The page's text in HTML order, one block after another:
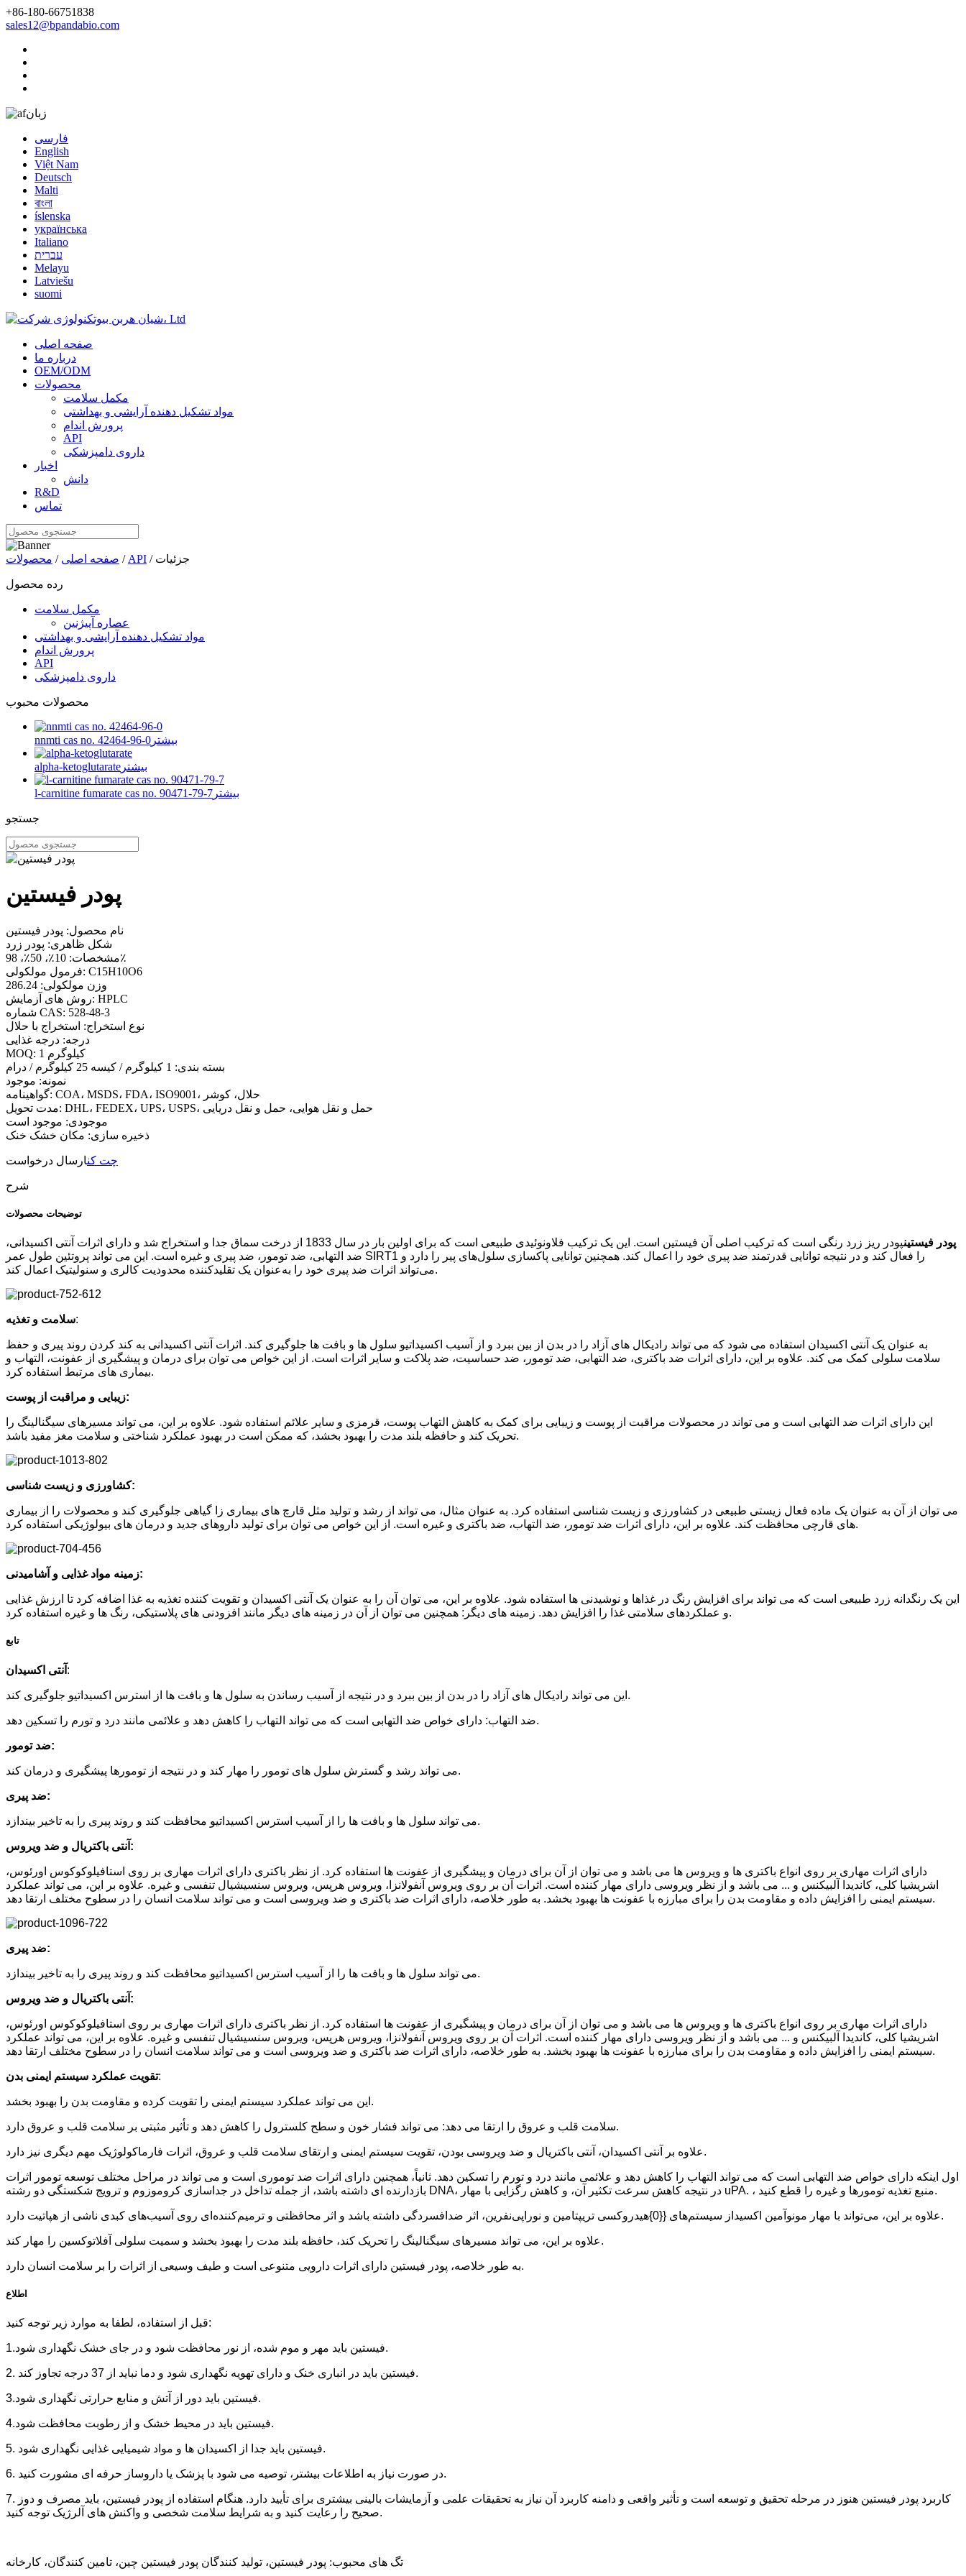
+86-180-66751838
sales12@bpandabio.com
زبان
فارسی
English
Việt Nam
Deutsch
Malti
বাংলা
íslenska
українська
Italiano
עברית
Melayu
Latviešu
suomi
صفحه اصلی
درباره ما
OEM/ODM
محصولات
مکمل سلامت
مواد تشکیل دهنده آرایشی و بهداشتی
پرورش اندام
API
داروی دامپزشکی
اخبار
دانش
R&D
تماس
صفحه اصلی / محصولات / API / جزئیات
رده محصول
مکمل سلامت
عصاره آپیژنین
مواد تشکیل دهنده آرایشی و بهداشتی
پرورش اندام
API
داروی دامپزشکی
محصولات محبوب
nnmti cas no. 42464-96-0 بیشتر
alpha-ketoglutarate بیشتر
l-carnitine fumarate cas no. 90471-79-7 بیشتر
جستجو
پودر فیستین
نام محصول: پودر فیستین
شکل ظاهری: پودر زرد
مشخصات: 10٪، 50٪، 98٪
فرمول مولکولی: C15H10O6
وزن مولکولی: 286.24
روش های آزمایش: HPLC
شماره CAS: 528-48-3
نوع استخراج: استخراج با حلال
درجه: درجه غذایی
MOQ: 1 کیلوگرم
بسته بندی: 1 کیلوگرم / کیسه 25 کیلوگرم / درام
نمونه: موجود
گواهینامه: COA، MSDS، FDA، ISO9001، حلال، کوشر
مدت تحویل: DHL، FEDEX، UPS، USPS، حمل و نقل هوایی، حمل و نقل دریایی
موجودی: موجود است
ذخیره سازی: مکان خشک خنک
چت کنارسال درخواست
شرح
توضیحات محصولات
پودر فیستین
پودر ریز زرد رنگی است که ترکیب اصلی آن فیستین است. این یک ترکیب فلاونوئیدی طبیعی است که برای اولین بار در سال 1833 از درخت سماق جدا و استخراج شد و دارای اثرات آنتی اکسیدانی،
ضد التهابی، ضد تومور، ضد پیری و غیره است. این می تواند پروتئین طول عمر SIRT1 را فعال کند و در نتیجه توانایی قدرتمند ضد پیری خود را اعمال کند. همچنین توانایی پاکسازی سلول‌های پیر را دارد و
می‌تواند اثرات ضد پیری خود را به‌عنوان یک تقلیدکننده محدودیت کالری و سنولیتیک اعمال کند.
سلامت و تغذیه:
به عنوان یک آنتی اکسیدان استفاده می شود که می تواند رادیکال های آزاد را در بدن از بین ببرد و از آسیب اکسیداتیو سلول ها و بافت ها جلوگیری کند. اثرات آنتی اکسیدانی به کند کردن روند پیری و حفظ
سلامت سلولی کمک می کند. علاوه بر این، دارای اثرات ضد باکتری، ضد التهابی، ضد تومور، ضد حساسیت، ضد پلاکت و سایر اثرات است. از این خواص می توان برای درمان و پیشگیری از عفونت، التهاب و
بیماری های مرتبط استفاده کرد.
زیبایی و مراقبت از پوست:
این دارای اثرات ضد التهابی است و می تواند در محصولات مراقبت از پوست و زیبایی برای کمک به کاهش التهاب پوست، قرمزی و سایر علائم استفاده شود. علاوه بر این، می تواند مسیرهای سیگنالینگ را
تحریک کند و حافظه بلند مدت را بهبود بخشد، که ممکن است در بهبود عملکرد شناختی و سلامت مغز مفید باشد.
کشاورزی و زیست شناسی:
می توان از آن به عنوان یک ماده فعال زیستی طبیعی در کشاورزی و زیست شناسی استفاده کرد. به عنوان مثال، می تواند از رشد و تولید مثل قارچ های بیماری زا گیاهی جلوگیری کند و محصولات را از بیماری
های قارچی محافظت کند. علاوه بر این، دارای اثرات ضد تومور، ضد التهاب، ضد باکتری و غیره است. از این خواص می توان برای تولید داروهای جدید و درمان های بیولوژیکی استفاده کرد.
زمینه مواد غذایی و آشامیدنی:
این یک رنگدانه زرد طبیعی است که می تواند برای افزایش رنگ در غذاها و نوشیدنی ها استفاده شود. علاوه بر این، می توان آن را به عنوان یک آنتی اکسیدان و تقویت کننده تغذیه به غذا اضافه کرد تا ارزش غذایی
و عملکردهای سلامتی غذا را افزایش دهد. زمینه های دیگر: همچنین می توان از آن در زمینه های دیگر مانند افزودنی های پلاستیکی، رنگ ها و غیره استفاده کرد.
تابع
آنتی اکسیدان :
این می تواند رادیکال های آزاد را در بدن از بین ببرد و در نتیجه از آسیب رساندن به سلول ها و بافت ها از استرس اکسیداتیو جلوگیری کند.
ضد التهاب: دارای خواص ضد التهابی است که می تواند التهاب را کاهش دهد و علائمی مانند درد و تورم را تسکین دهد.
ضد تومور:
می تواند رشد و گسترش سلول های تومور را مهار کند و در نتیجه از تومورها پیشگیری و درمان کند.
ضد پیری:
می تواند سلول ها و بافت ها را از آسیب استرس اکسیداتیو محافظت کند و روند پیری را به تاخیر بیندازد.
آنتی باکتریال و ضد ویروس:
دارای اثرات مهاری بر روی انواع باکتری ها و ویروس ها می باشد و می توان از آن برای درمان و پیشگیری از عفونت ها استفاده کرد. از نظر باکتری دارای اثرات مهاری بر روی استافیلوکوکوس اورئوس،
اشریشیا کلی، کاندیدا آلبیکنس و ... می باشد و از نظر ویروسی دارای مهار کننده است. اثرات آن بر روی ویروس آنفولانزا، ویروس هرپس، ویروس سنسیشیال تنفسی و غیره. علاوه بر این، می تواند عملکرد
سیستم ایمنی را افزایش داده و مقاومت بدن را برای مبارزه با عفونت ها بهبود بخشد. به طور خلاصه، دارای اثرات ضد باکتری و ضد ویروسی است و می تواند سلامت انسان را در سطوح مختلف ارتقا دهد.
ضد پیری:
می تواند سلول ها و بافت ها را از آسیب استرس اکسیداتیو محافظت کند و روند پیری را به تاخیر بیندازد.
آنتی باکتریال و ضد ویروس:
دارای اثرات مهاری بر روی انواع باکتری ها و ویروس ها می باشد و می توان از آن برای درمان و پیشگیری از عفونت ها استفاده کرد. از نظر باکتری دارای اثرات مهاری بر روی استافیلوکوکوس اورئوس،
اشریشیا کلی، کاندیدا آلبیکنس و ... می باشد و از نظر ویروسی دارای مهار کننده است. اثرات آن بر روی ویروس آنفولانزا، ویروس هرپس، ویروس سنسیشیال تنفسی و غیره. علاوه بر این، می تواند عملکرد
سیستم ایمنی را افزایش داده و مقاومت بدن را برای مبارزه با عفونت ها بهبود بخشد. به طور خلاصه، دارای اثرات ضد باکتری و ضد ویروسی است و می تواند سلامت انسان را در سطوح مختلف ارتقا دهد.
تقویت عملکرد سیستم ایمنی بدن:
این می تواند عملکرد سیستم ایمنی را تقویت کرده و مقاومت بدن را بهبود بخشد.
سلامت قلب و عروق را ارتقا می دهد: می تواند فشار خون و سطح کلسترول را کاهش دهد و تأثیر مثبتی بر سلامت قلب و عروق دارد.
علاوه بر آنتی اکسیدان، آنتی باکتریال و ضد ویروسی بودن، تقویت سیستم ایمنی و ارتقای سلامت قلب و عروق، اثرات فارماکولوژیک مهم دیگری نیز دارد.
اول اینکه دارای خواص ضد التهابی است که می تواند التهاب را کاهش دهد و علائمی مانند درد و تورم را تسکین دهد. ثانیاً، همچنین دارای اثرات ضد توموری است و می تواند در مراحل مختلف توسعه تومور اثرات
بازدارنده ای داشته باشد، از جمله تداخل در جداسازی کروموزوم و ترویج شکستگی دو رشته DNA، در نتیجه کاهش سرعت تکثیر آن، و کاهش رگزایی با مهار uPA. ، منبع تغذیه تومورها و غیره را قطع کنید.
علاوه بر این، می‌تواند با مهار مونوآمین اکسیداز سیستم‌های {{0}هیدروکسی تریپتامین و نوراپی‌نفرین، اثر ضدافسردگی داشته باشد و اثر محافظتی و ترمیم‌کننده‌ای روی آسیب‌های کبدی ناشی از هپاتیت دارد.
علاوه بر این، می تواند مسیرهای سیگنالینگ را تحریک کند، حافظه بلند مدت را بهبود بخشد و سمیت سلولی آفلاتوکسین را مهار کند.
به طور خلاصه، پودر فیستین دارای اثرات دارویی متنوعی است و طیف وسیعی از اثرات را بر سلامت انسان دارد.
اطلاع
قبل از استفاده، لطفا به موارد زیر توجه کنید:
1.فیستین باید مهر و موم شده، از نور محافظت شود و در جای خشک نگهداری شود.
2. فیستین باید در انباری خنک و دارای تهویه نگهداری شود و دما نباید از 37 درجه تجاوز کند.
3.فیستین باید دور از آتش و منابع حرارتی نگهداری شود.
4.فیستین باید در محیط خشک و از رطوبت محافظت شود.
5. فیستین باید جدا از اکسیدان ها و مواد شیمیایی غذایی نگهداری شود.
6. در صورت نیاز به اطلاعات بیشتر، توصیه می شود با پزشک یا داروساز حرفه ای مشورت کنید.
7. کاربرد پودر فیستین هنوز در مرحله تحقیق و توسعه است و تأثیر واقعی و دامنه کاربرد آن نیاز به تحقیقات علمی و آزمایشات بالینی بیشتری برای تأیید دارد. هنگام استفاده از پودر فیستین، باید مصرف و دوز
صحیح را رعایت کنید و به شرایط سلامت شخصی و واکنش های آلرژیک توجه کنید.
تگ های محبوب: پودر فیستین، تولید کنندگان پودر فیستین چین، تامین کنندگان، کارخانه